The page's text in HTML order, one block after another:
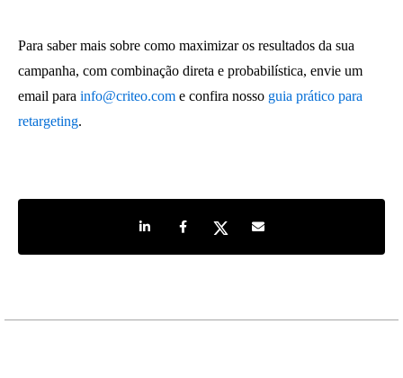
Para saber mais sobre como maximizar os resultados da sua
campanha, com combinação direta e probabilística, envie um
email para info@criteo.com e confira nosso guia prático para
retargeting.
Share on LinkedIn
Share on Facebook
Share on TwitterShare by e-mail